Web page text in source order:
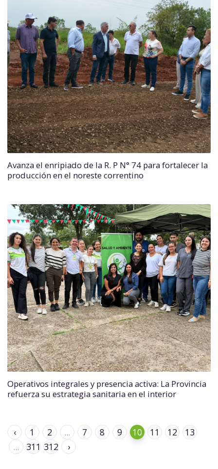
Avanza el enripiado de la R. P N° 74 para fortalecer la
producción en el noreste correntino
Operativos integrales y presencia activa: La Provincia
refuerza su estrategia sanitaria en el interior
‹ 1 2 ... 7 8 9 10 11 12
13
...
311 312 ›